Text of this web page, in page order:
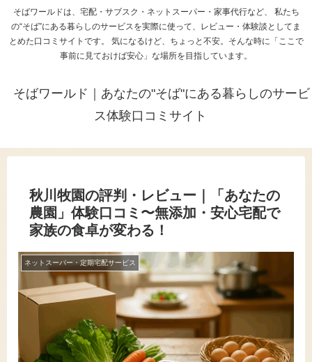
そばワールドは、宅配・サブスク・ネットスーパー・家事代行など、 私たち
の“そば”にある暮らしのサービスを実際に使って、レビュー・体験談としてま
とめた口コミサイトです。 気になるけど、ちょっと不安。そんな時に「ここで
事前に見ておけば安心」な場所を目指しています。
そばワールド｜あなたの"そば"にある暮らしのサービ
ス体験口コミサイト
秋川牧園の評判・レビュー｜「あなたの
農園」体験口コミ〜無添加・安心宅配で
家族の食卓が変わる！
ネットスーパー・定期宅配サービス